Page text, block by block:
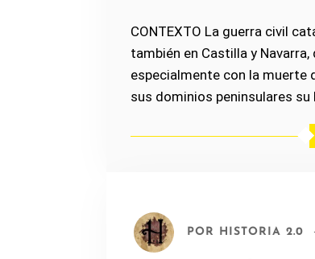
CONTEXTO La guerra civil
también en Castilla y
especialmente con la muerte
sus dominios peninsulares
POR HISTORIA 2.0